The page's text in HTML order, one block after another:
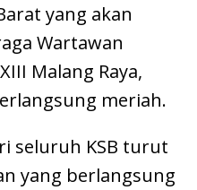
yang akan
Wartawan
Malang Raya,
meriah.
seluruh KSB turut
yang berlangsung